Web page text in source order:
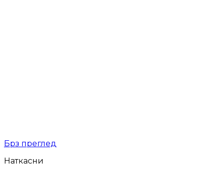
Брз преглед
Наткасни